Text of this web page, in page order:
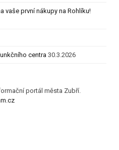
vaše první nákupy na Rohlíku!
centra 30.3.2026
portál města Zubří.